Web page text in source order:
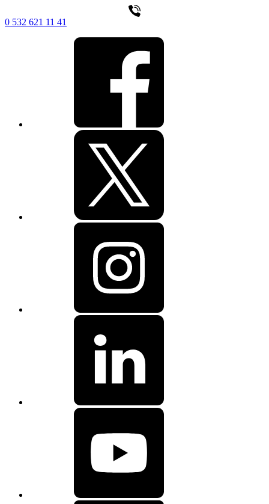
0 532 621 11 41